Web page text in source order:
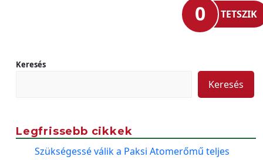
0 TETSZIK
Keresés
Keresés
Legfrissebb cikkek
Szükségessé válik a Paksi Atomerőmű teljes